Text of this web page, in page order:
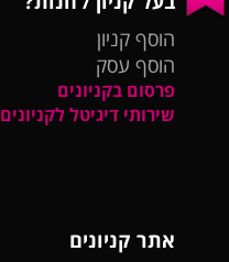
הוסף קניון
הוסף עסק
פרסום בקניונים
שירותי דיגיטל לקניונים
אתר קניונים